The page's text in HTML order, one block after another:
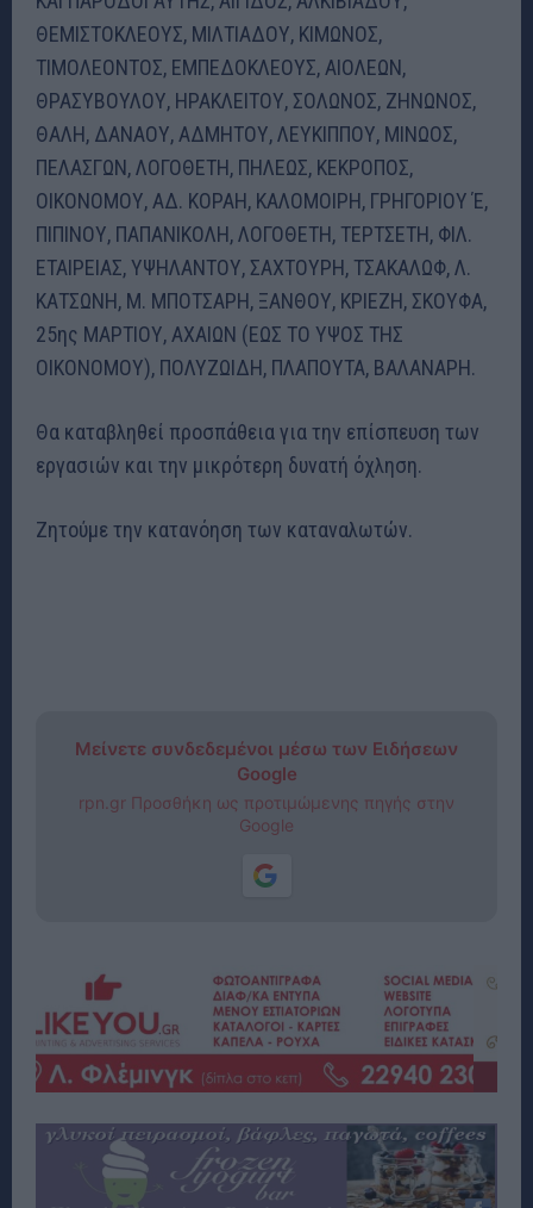
ΘΕΜΙΣΤΟΚΛΕΟΥΣ, ΜΙΛΤΙΑΔΟΥ, ΚΙΜΩΝΟΣ,
ΤΙΜΟΛΕΟΝΤΟΣ, ΕΜΠΕΔΟΚΛΕΟΥΣ, ΑΙΟΛΕΩΝ,
ΘΡΑΣΥΒΟΥΛΟΥ, ΗΡΑΚΛΕΙΤΟΥ, ΣΟΛΩΝΟΣ, ΖΗΝΩΝΟΣ,
ΘΑΛΗ, ΔΑΝΑΟΥ, ΑΔΜΗΤΟΥ, ΛΕΥΚΙΠΠΟΥ, ΜΙΝΩΟΣ,
ΠΕΛΑΣΓΩΝ, ΛΟΓΟΘΕΤΗ, ΠΗΛΕΩΣ, ΚΕΚΡΟΠΟΣ,
ΟΙΚΟΝΟΜΟΥ, ΑΔ. ΚΟΡΑΗ, ΚΑΛΟΜΟΙΡΗ, ΓΡΗΓΟΡΙΟΥ Έ,
ΠΙΠΙΝΟΥ, ΠΑΠΑΝΙΚΟΛΗ, ΛΟΓΟΘΕΤΗ, ΤΕΡΤΣΕΤΗ, ΦΙΛ.
ΕΤΑΙΡΕΙΑΣ, ΥΨΗΛΑΝΤΟΥ, ΣΑΧΤΟΥΡΗ, ΤΣΑΚΑΛΩΦ, Λ.
ΚΑΤΣΩΝΗ, Μ. ΜΠΟΤΣΑΡΗ, ΞΑΝΘΟΥ, ΚΡΙΕΖΗ, ΣΚΟΥΦΑ,
25ης ΜΑΡΤΙΟΥ, ΑΧΑΙΩΝ (ΕΩΣ ΤΟ ΥΨΟΣ ΤΗΣ
ΟΙΚΟΝΟΜΟΥ), ΠΟΛΥΖΩΙΔΗ, ΠΛΑΠΟΥΤΑ, ΒΑΛΑΝΑΡΗ.
Θα καταβληθεί προσπάθεια για την επίσπευση των
εργασιών και την μικρότερη δυνατή όχληση.
Ζητούμε την κατανόηση των καταναλωτών.
Μείνετε συνδεδεμένοι μέσω των Ειδήσεων
Google
rpn.gr Προσθήκη ως προτιμώμενης πηγής στην
Google